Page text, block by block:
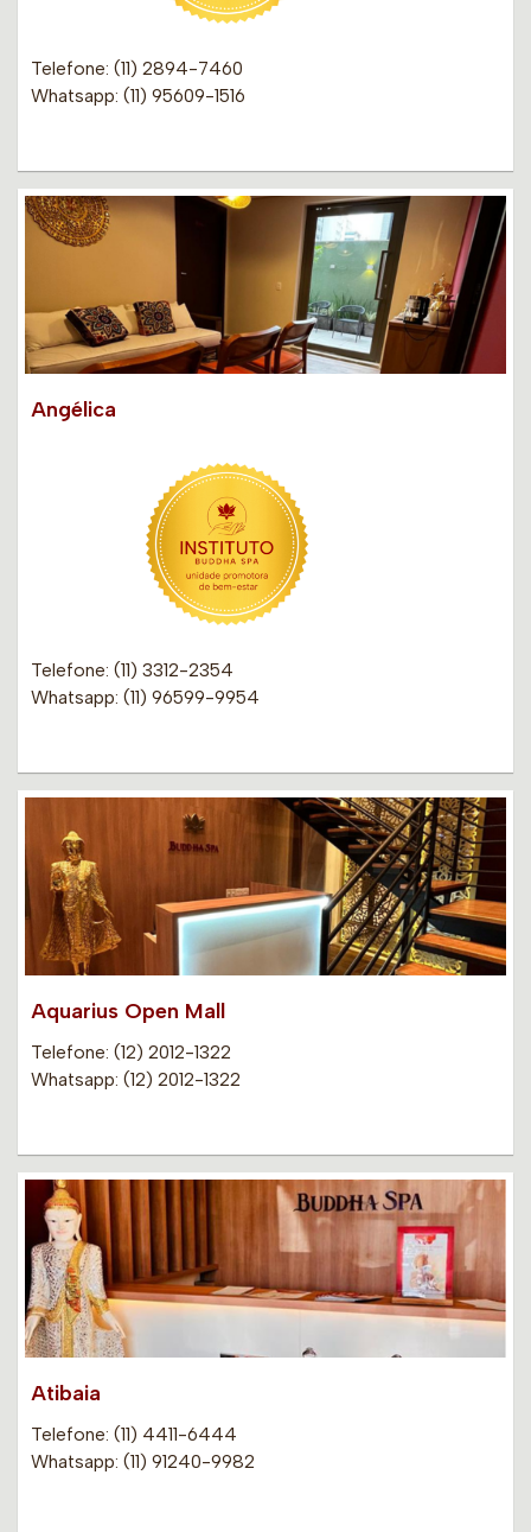
Telefone: (11) 2894-7460
Whatsapp: (11) 95609-1516
Angélica
Telefone: (11) 3312-2354
Whatsapp: (11) 96599-9954
Aquarius Open Mall
Telefone: (12) 2012-1322
Whatsapp: (12) 2012-1322
Atibaia
Telefone: (11) 4411-6444
Whatsapp: (11) 91240-9982